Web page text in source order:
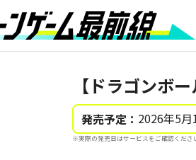
【ドラゴンボ
発売予定： 2026年5
※実際の発売日はサービスをご確認くださ